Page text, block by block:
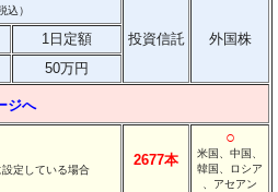
込）
投資信託 外国株
1日定額
50万円
ジへ
定している場合
2677本
○
米国、中国、
韓国、ロシア
、アセアン